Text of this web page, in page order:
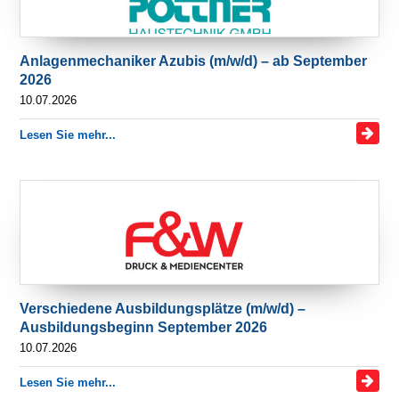
Anlagenmechaniker Azubis (m/w/d) – ab September
2026
10.07.2026
Lesen Sie mehr...
Verschiedene Ausbildungsplätze (m/w/d) –
Ausbildungsbeginn September 2026
10.07.2026
Lesen Sie mehr...